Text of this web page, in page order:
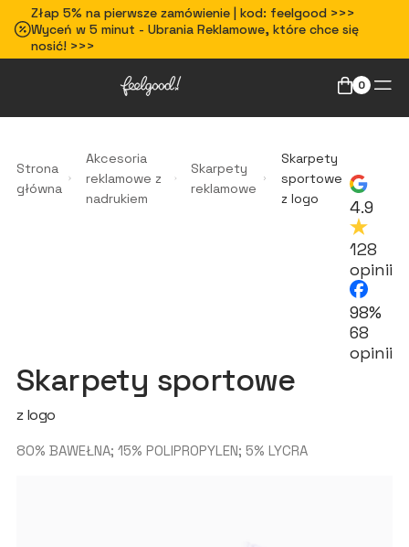
Złap 5% na pierwsze zamówienie | kod: feelgood >>>
Wyceń w 5 minut - Ubrania Reklamowe, które chce się
nosić! >>>
0
Strona
główna
Akcesoria
reklamowe z
nadrukiem
Skarpety
reklamowe
Skarpety
sportowe
z logo
4.9
128
opinii
98%
68
opinii
Skarpety sportowe
z logo
80% BAWEŁNA; 15% POLIPROPYLEN; 5% LYCRA